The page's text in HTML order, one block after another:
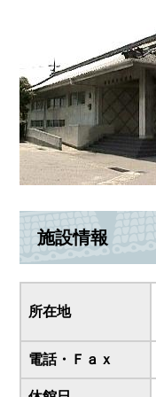
施設情報
所在地
電話・Ｆａｘ